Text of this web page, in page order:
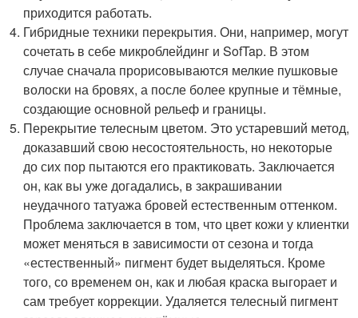
приходится работать.
Гибридные техники перекрытия. Они, например, могут
сочетать в себе микроблейдинг и SofTap. В этом
случае сначала прорисовываются мелкие пушковые
волоски на бровях, а после более крупные и тёмные,
создающие основной рельеф и границы.
Перекрытие телесным цветом. Это устаревший метод,
доказавший свою несостоятельность, но некоторые
до сих пор пытаются его практиковать. Заключается
он, как вы уже догадались, в закрашивании
неудачного татуажа бровей естественным оттенком.
Проблема заключается в том, что цвет кожи у клиентки
может меняться в зависимости от сезона и тогда
«естественный» пигмент будет выделяться. Кроме
того, со временем он, как и любая краска выгорает и
сам требует коррекции. Удаляется телесный пигмент